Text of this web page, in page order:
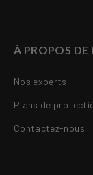
À PROPOS DE
Nos experts
Plans de
Contactez-nous